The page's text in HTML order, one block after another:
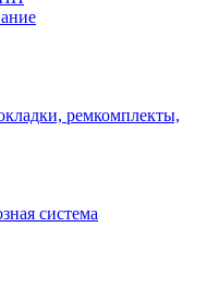
ремкомплекты,
система